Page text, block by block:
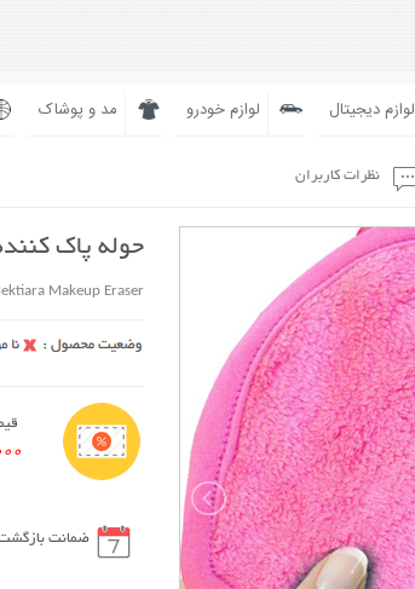
لوازم دیجیتال لوازم خودرو مد و پوشاک
نظرات کاربران
حوله پاک
Makeup Eraser
ضمانت